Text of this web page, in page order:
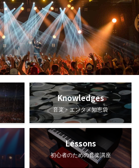
Knowledges
音楽・エンタメ知恵袋
Lessons
初心者のための音楽講座